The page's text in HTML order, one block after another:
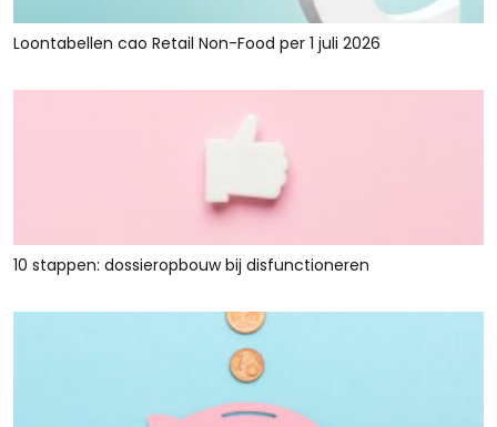
Loontabellen cao Retail Non-Food per 1 juli 2026
10 stappen: dossieropbouw bij disfunctioneren